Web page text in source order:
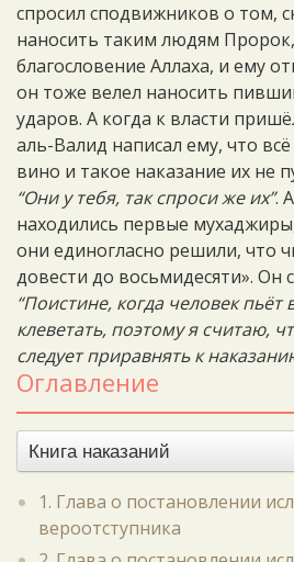
спросил сподвижников о том,
наносить таким людям
благословение Аллаха, и ему
он тоже велел наносить
ударов. А когда к власти
аль-Валид написал ему, что
вино и такое наказание их не
“Они у тебя, так спроси же их”.
находились первые
они единогласно решили, что
довести до восьмидесяти». Он
“Поистине, когда человек
клеветать, поэтому я считаю,
следует приравнять к
Оглавление
Книга наказаний
1. Глава о постановлении
вероотступника